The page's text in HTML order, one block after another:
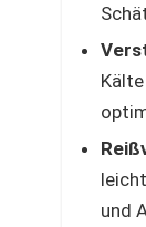
und